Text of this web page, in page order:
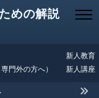
めの解説
門外の方へ）
新人教育
新人講座